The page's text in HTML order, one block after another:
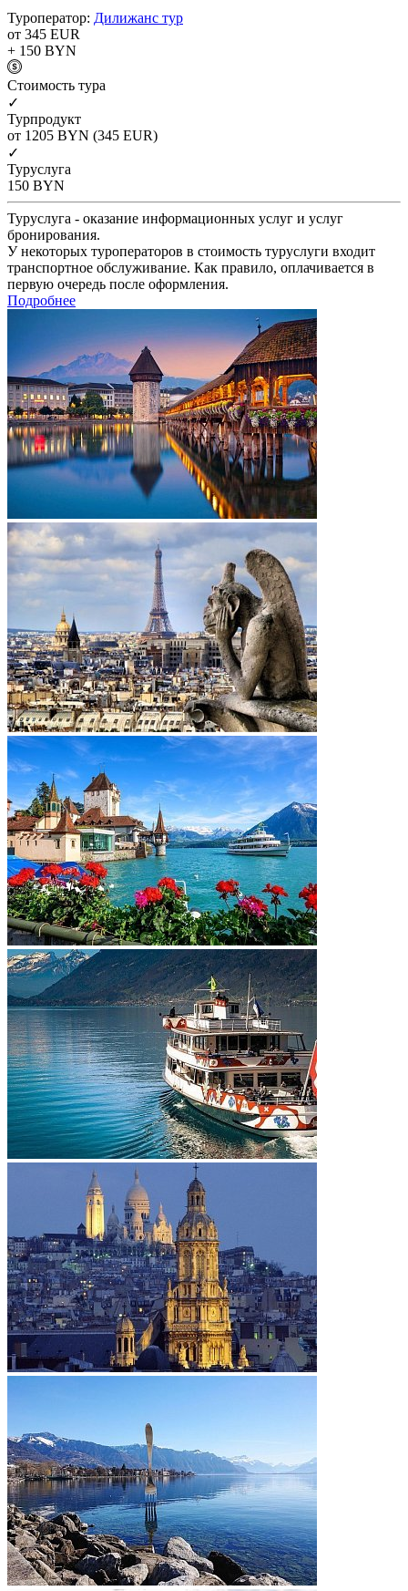
Туроператор: Дилижанс тур
от 345 EUR
+ 150 BYN
Cтоимость тура
✓
Турпродукт
от 1205 BYN (345 EUR)
✓
Туруслуга
150 BYN
Туруслуга - оказание информационных услуг и услуг
бронирования.
У некоторых туроператоров в стоимость туруслуги входит
транспортное обслуживание. Как правило, оплачивается в
первую очередь после оформления.
Подробнее